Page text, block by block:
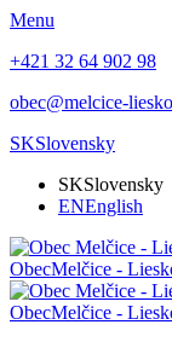
Menu
+421 32 64 902 98
obec@melcice-
SKSlovensky
SKSlovensky
ENEnglish
ObecMelčice -
ObecMelčice -